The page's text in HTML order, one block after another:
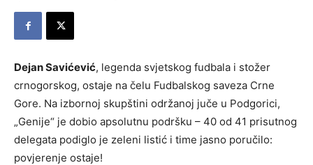
Dejan Savićević, legenda svjetskog fudbala i stožer
crnogorskog, ostaje na čelu Fudbalskog saveza Crne
Gore. Na izbornoj skupštini održanoj juče u Podgorici,
„Genije“ je dobio apsolutnu podršku – 40 od 41 prisutnog
delegata podiglo je zeleni listić i time jasno poručilo:
povjerenje ostaje!